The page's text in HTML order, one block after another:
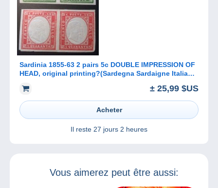
Sardinia 1855-63 2 pairs 5c DOUBLE IMPRESSION OF
HEAD, original printing?(Sardegna Sardaigne Italia
± 25,99 $US
Acheter
Il reste 27 jours 2 heures
Vous aimerez peut être aussi: